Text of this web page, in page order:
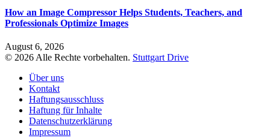
How an Image Compressor Helps Students, Teachers, and
Professionals Optimize Images
August 6, 2026
© 2026 Alle Rechte vorbehalten. Stuttgart Drive
Über uns
Kontakt
Haftungsausschluss
Haftung für Inhalte
Datenschutzerklärung
Impressum